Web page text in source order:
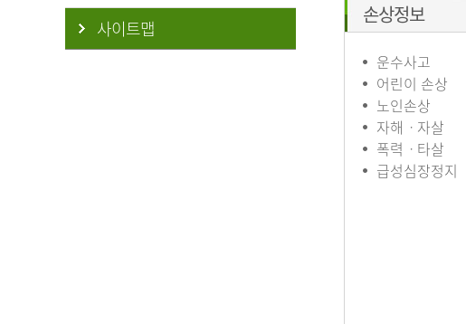
사이트맵
손상정보
운수사고
어린이 손상
노인손상
자해ㆍ자살
폭력ㆍ타살
급성심장정지